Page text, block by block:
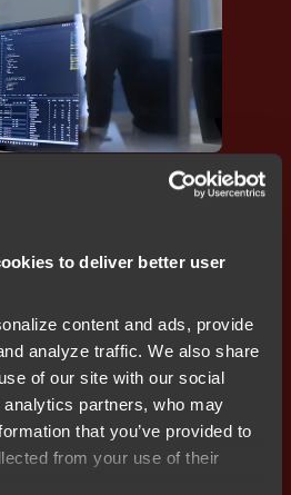
to deliver better user
content and ads, provide
analyze traffic. We also share
of our site with our social
partners, who may
that you’ve provided to
from your use of their